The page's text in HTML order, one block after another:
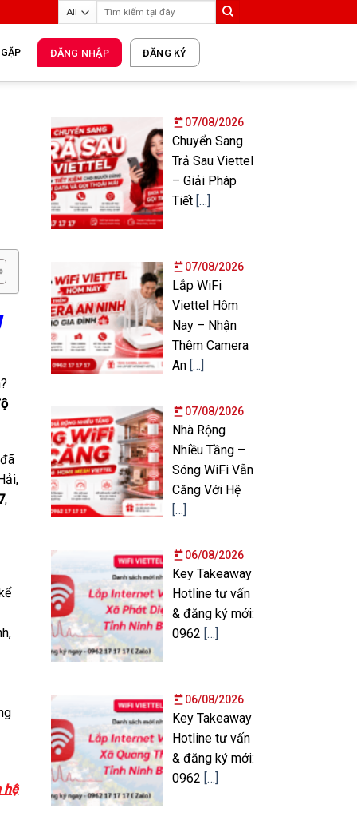
ĐĂNG NHẬP ĐĂNG KÝ
07/08/2026
Chuyển Sang
Trả Sau Viettel
– Giải Pháp
Tiết […]
07/08/2026
Lắp WiFi
Viettel Hôm
Nay – Nhận
Thêm Camera
An […]
07/08/2026
Nhà Rộng
Nhiều Tầng –
Sóng WiFi Vẫn
Căng Với Hệ
[…]
06/08/2026
Key Takeaway
Hotline tư vấn
& đăng ký mới:
0962 […]
06/08/2026
Key Takeaway
Hotline tư vấn
& đăng ký mới:
0962 […]
,
hệ